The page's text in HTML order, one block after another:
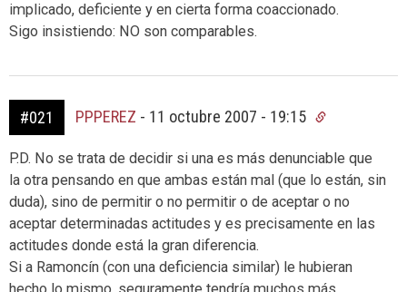
implicado, deficiente y en cierta forma coaccionado.
Sigo insistiendo: NO son comparables.
#021 PPPEREZ - 11 octubre 2007 - 19:15
P.D. No se trata de decidir si una es más denunciable que
la otra pensando en que ambas están mal (que lo están, sin
duda), sino de permitir o no permitir o de aceptar o no
aceptar determinadas actitudes y es precisamente en las
actitudes donde está la gran diferencia.
Si a Ramoncín (con una deficiencia similar) le hubieran